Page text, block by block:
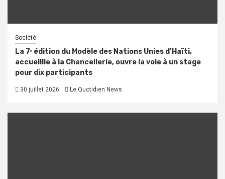
Société
La 7ᵉ édition du Modèle des Nations Unies d’Haïti,
accueillie à la Chancellerie, ouvre la voie à un stage
pour dix participants
30 juillet 2026 Le Quotidien News